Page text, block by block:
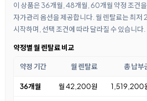
이 상품은 36개월, 48개월, 60개월 약정 조건을
자가관리 옵션을 제공합니다. 월 렌탈료는 최
시작하며, 선택 조건에 따라 달라질 수 있습니다.
약정별 월 렌탈료 비교
약정 기간 월 렌탈료 총 납부
36개월 월 42,200원 1,519,200